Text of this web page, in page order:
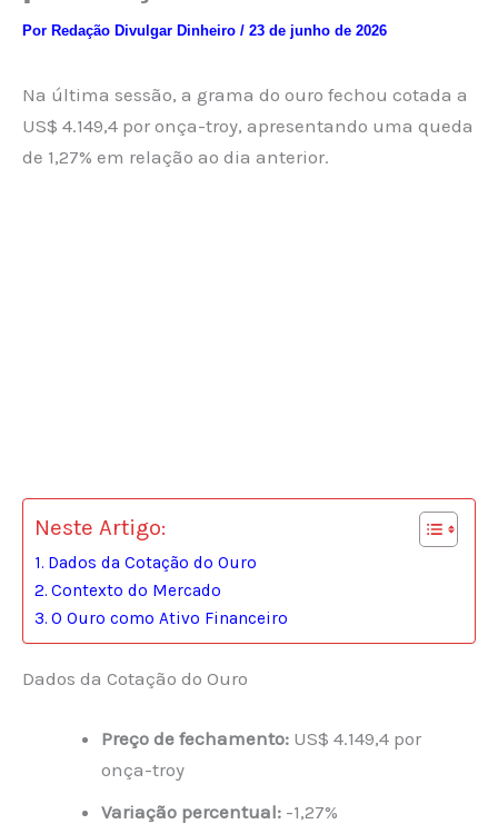
Por Redação Divulgar Dinheiro / 23 de junho de 2026
Na última sessão, a grama do ouro fechou cotada a
US$ 4.149,4 por onça-troy, apresentando uma queda
de 1,27% em relação ao dia anterior.
Neste Artigo:
Dados da Cotação do Ouro
Contexto do Mercado
O Ouro como Ativo Financeiro
Dados da Cotação do Ouro
Preço de fechamento: US$ 4.149,4 por
onça-troy
Variação percentual: -1,27%